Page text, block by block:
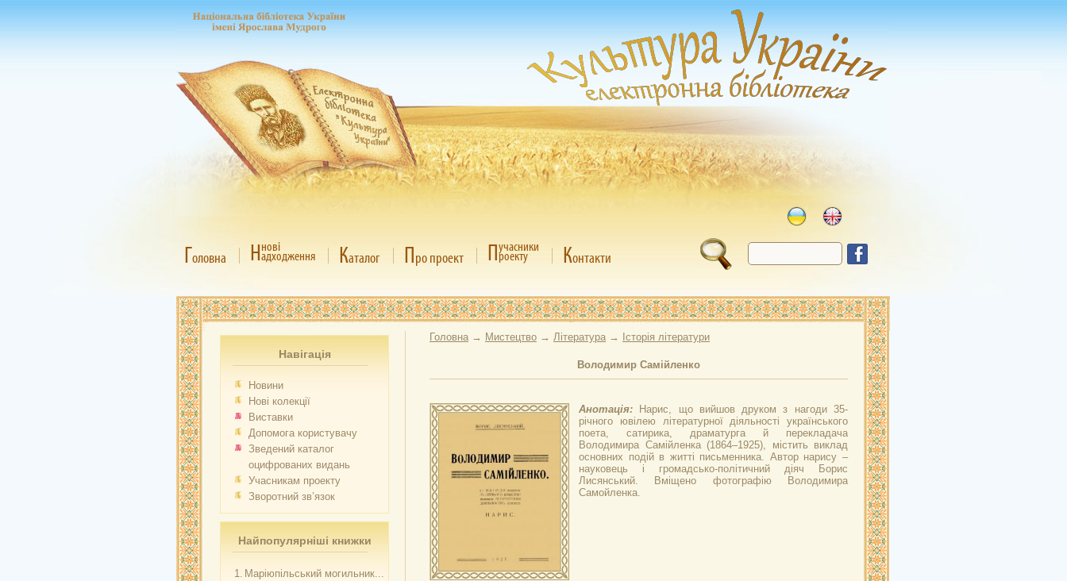
Головна Ннові
адходження Каталог Про проект Пучасники
роекту Контакти
Навігація
Новини
Нові колекції
Виставки
Допомога користувачу
Зведений каталог
оцифрованих видань
Учасникам проекту
Зворотний зв’язок
Найпопулярніші книжки
1. Маріюпільський могильник...
Головна → Мистецтво → Література → Історія літератури
Володимир Самійленко
Анотація:
Нарис, що вийшов друком з нагоди 35-
річного ювілею літературної діяльності українського
поета, сатирика, драматурга й перекладача
Володимира Самійленка (1864–1925), містить виклад
основних подій в житті письменника. Автор нарису –
науковець і громадсько-політичний діяч Борис
Лисянський. Вміщено фотографію Володимира
Самойленка.